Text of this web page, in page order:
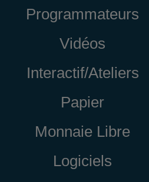
Programmateurs
Vidéos
Interactif/Ateliers
Papier
Monnaie Libre
Logiciels